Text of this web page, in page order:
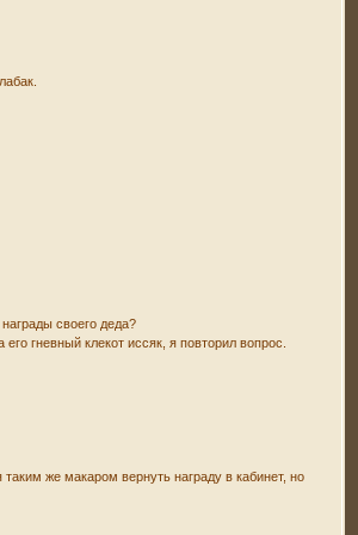
своего деда?
гневный клекот иссяк, я повторил вопрос.
же макаром вернуть награду в кабинет, но